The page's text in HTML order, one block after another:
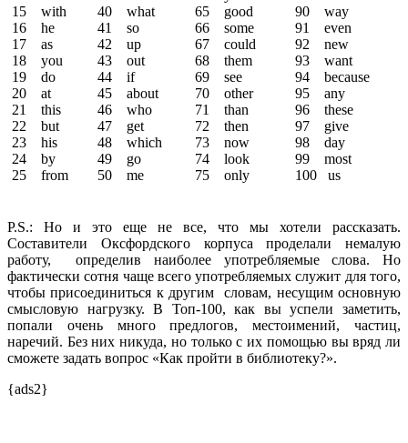
15 with
16 he
17 as
18 you
19 do
20 at
21 this
22 but
23 his
24 by
25 from
40 what
41 so
42 up
43 out
44 if
45 about
46 who
47 get
48 which
49 go
50 me
65 good
66 some
67 could
68 them
69 see
70 other
71 than
72 then
73 now
74 look
75 only
90 way
91 even
92 new
93 want
94 because
95 any
96 these
97 give
98 day
99 most
100 us
P.S.: Но и это еще не все, что мы хотели рассказать.
Составители Оксфордского корпуса проделали немалую
работу, определив наиболее употребляемые слова. Но
фактически сотня чаще всего употребляемых служит для того,
чтобы присоединиться к другим словам, несущим основную
смысловую нагрузку. В Топ-100, как вы успели заметить,
попали очень много предлогов, местоимений, частиц,
наречий. Без них никуда, но только с их помощью вы вряд ли
сможете задать вопрос «Как пройти в библиотеку?».
{ads2}